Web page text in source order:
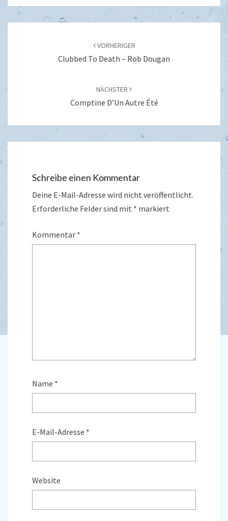
VORHERIGER
Clubbed To Death – Rob Dougan
NÄCHSTER
Comptine D’Un Autre Été
Schreibe einen Kommentar
Deine E-Mail-Adresse wird nicht veröffentlicht.
Erforderliche Felder sind mit * markiert
Kommentar *
Name *
E-Mail-Adresse *
Website